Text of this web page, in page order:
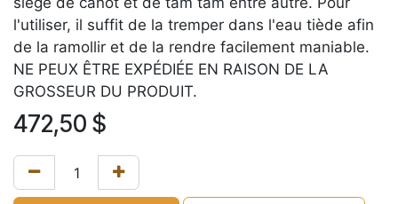
l'utiliser, il suffit de la tremper dans l'eau tiède afin
de la ramollir et de la rendre facilement maniable.
NE PEUX ÊTRE EXPÉDIÉE EN RAISON DE LA
GROSSEUR DU PRODUIT.
472,50 $